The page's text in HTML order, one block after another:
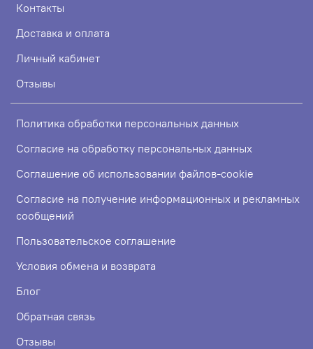
Контакты
Доставка и оплата
Личный кабинет
Отзывы
Политика обработки персональных данных
Согласие на обработку персональных данных
Соглашение об использовании файлов-cookie
Согласие на получение информационных и рекламных
сообщений
Пользовательское соглашение
Условия обмена и возврата
Блог
Обратная связь
Отзывы